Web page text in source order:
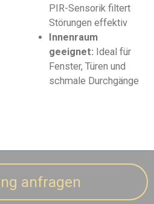
PIR-Sensorik filtert
Störungen effektiv
Innenraum
geeignet: Ideal für
Fenster, Türen und
schmale Durchgänge
anfragen